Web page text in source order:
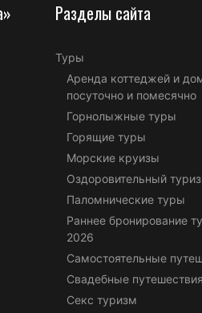
Разделы сайта
Туры
Аренда коттеджей и
посуточно и помесячно
Горнолыжные туры
Горящие туры
Морские круизы
Оздоровительный
Паломнические туры
Раннее бронирование
2026
Самостоятельные
Свадебные путешествия
Секс туризм